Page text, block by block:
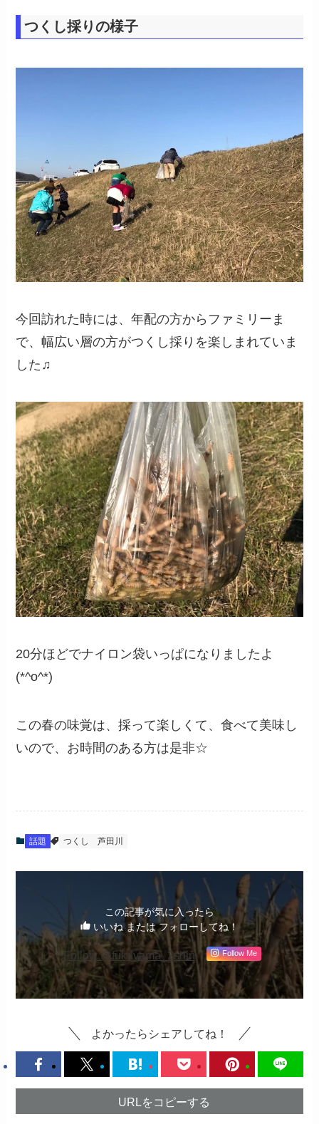
つくし採りの様子
今回訪れた時には、年配の方からファミリーま
で、幅広い層の方がつくし採りを楽しまれていま
した♫
20分ほどでナイロン袋いっぱになりましたよ
(*^o^*)
この春の味覚は、採って楽しくて、食べて美味し
いので、お時間のある方は是非☆
話題 つくし 芦田川
この記事が気に入ったら
いいね または フォローしてね！
Follow @fukuyama_2shin Follow Me
よかったらシェアしてね！
URLをコピーする